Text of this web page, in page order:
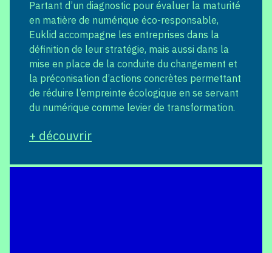
Partant d’un diagnostic pour évaluer la maturité
en matière de numérique éco-responsable,
Euklid accompagne les entreprises dans la
définition de leur stratégie, mais aussi dans la
mise en place de la conduite du changement et
la préconisation d’actions concrètes permettant
de réduire l’empreinte écologique en se servant
du numérique comme levier de transformation.
+ découvrir